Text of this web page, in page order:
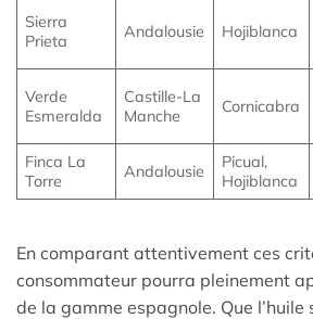
Sierra
Prieta
Andalousie Hojiblanca
Verde
Esmeralda
Castille-La
Manche
Cornicabra
Finca La
Torre
Andalousie
Picual,
Hojiblanca
En comparant attentivement ces
consommateur pourra pleinement
de la gamme espagnole. Que